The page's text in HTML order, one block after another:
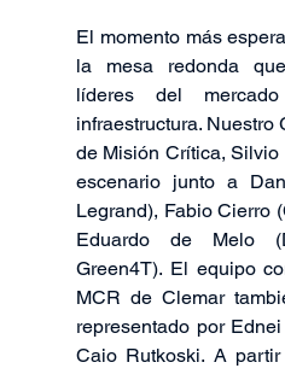
El momento más
la mesa redonda
líderes del
infraestructura. Nuestro
de Misión Crítica,
escenario junto a
Legrand), Fabio Cierro
Eduardo de Melo
Green4T). El equipo
MCR de Clemar
representado por
Caio Rutkoski. A